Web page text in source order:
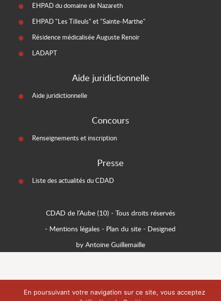
EHPAD du domaine de Nazareth
EHPAD "Les Tilleuls" et "Sainte-Marthe"
Résidence médicalisée Auguste Renoir
LADAPT
Aide juridictionnelle
Aide juridictionnelle
Concours
Renseignements et inscription
Presse
Liste des actualités du CDAD
CDAD de l’Aube (10) - Tous droits réservés
- Mentions légales - Plan du site - Designed
by Antoine Guillemaille
En poursuivant votre navigation sur ce site, vous acceptez